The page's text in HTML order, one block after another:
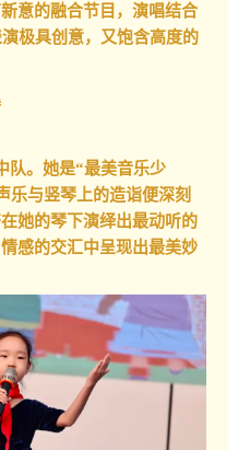
意的融合节目，演唱结合
极具创意，又饱含高度的
队。她是“最美音乐少
乐与竖琴上的造诣便深刻
她的琴下演绎出最动听的
感的交汇中呈现出最美妙